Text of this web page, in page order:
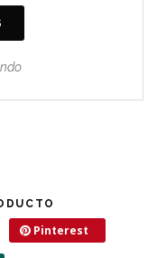
Pinterest